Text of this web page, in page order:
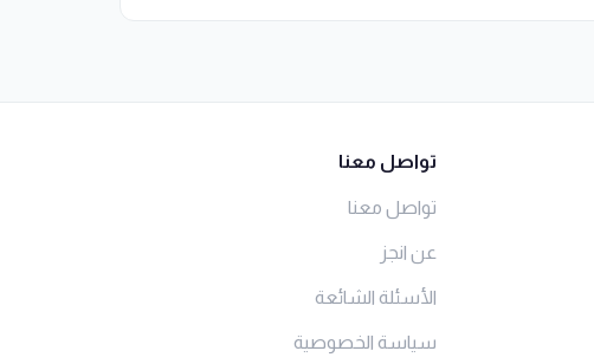
تواصل معنا
تواصل معنا
عن انجز
الأسئلة الشائعة
سياسة الخصوصية